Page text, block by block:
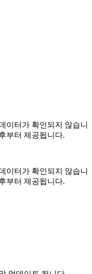
이터가 확인되지 않습니
부터 제공됩니다.
이터가 확인되지 않습니
부터 제공됩니다.